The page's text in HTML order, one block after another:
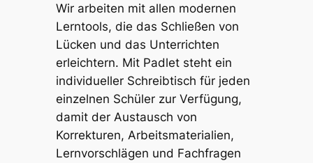
Wir arbeiten mit allen modernen
Lerntools, die das Schließen von
Lücken und das Unterrichten
erleichtern. Mit Padlet steht ein
individueller Schreibtisch für jeden
einzelnen Schüler zur Verfügung,
damit der Austausch von
Korrekturen, Arbeitsmaterialien,
Lernvorschlägen und Fachfragen